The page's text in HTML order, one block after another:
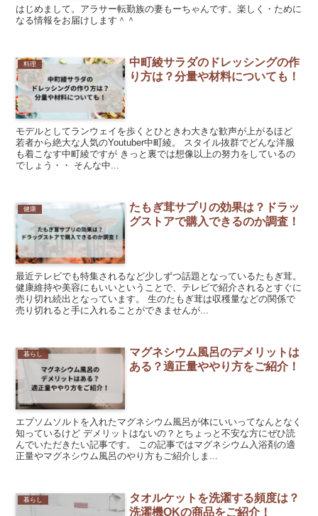
はじめまして。アラサー転勤族の妻もーちゃんです。楽しく・ために
なる情報をお届けします＾＾
料理
中町綾サラダのドレッシングの作
り方は？分量や材料についても！
モデルとしてランウェイを歩くとひときわ大きな歓声が上がるほど
若者から絶大な人気のYoutuber中町綾。 スタイル抜群でどんな洋服
も着こなす中町綾ですが きっと裏では想像以上の努力をしているの
でしょう・・ そんな中...
健康
たもぎ茸サプリの効果は？ドラッ
グストアで購入できるのか調査！
最近テレビでも特集されるなど少しずつ話題となっているたもぎ茸。
健康維持や美容にもいいということで、テレビで紹介されるとすぐに
売り切れ続出となっています。 生のたもぎ茸は収穫量などの関係で
売り切れると手に入れることができませんが...
暮らし
マグネシウム風呂のデメリットは
ある？適正量ややり方をご紹介！
エプソムソルトを入れたマグネシウム風呂が体にいいってなんとなく
知っているけど デメリットはないの？とちょっと不安な方にぜひ読
んでいただきたい記事です。 この記事ではマグネシウム入浴剤の適
正量やマグネシウム風呂のやり方もご紹介しま...
暮らし
タオルケットを洗濯する頻度は？
洗濯機OKの商品をご紹介！